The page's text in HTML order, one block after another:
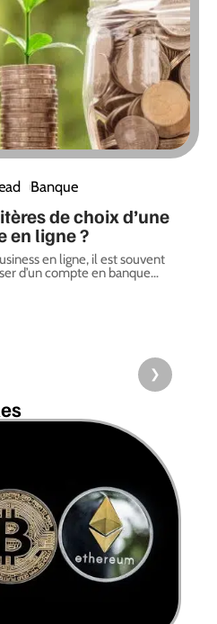
Banque
de choix d’une
en ligne ?
en ligne, il est souvent
d’un compte en banque…